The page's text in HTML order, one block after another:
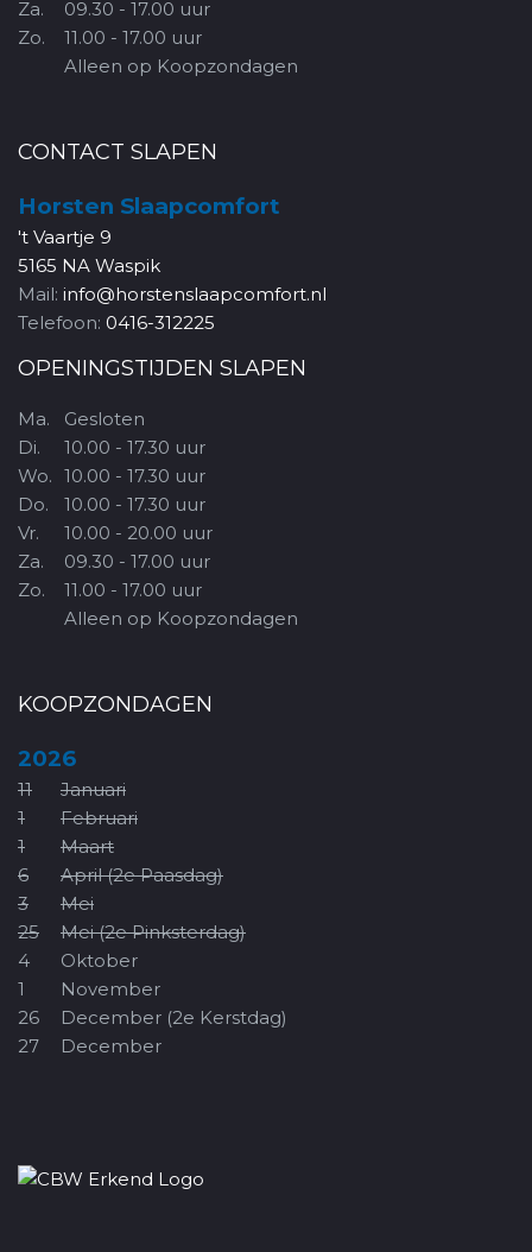
Za.
Zo.
09.30 - 17.00 uur
11.00 - 17.00 uur
Alleen op Koopzondagen
CONTACT SLAPEN
Horsten Slaapcomfort
't Vaartje 9
5165 NA Waspik
Mail: info@horstenslaapcomfort.nl
Telefoon: 0416-312225
OPENINGSTIJDEN SLAPEN
Ma.
Di.
Wo.
Do.
Vr.
Za.
Zo.
Gesloten
10.00 - 17.30 uur
10.00 - 17.30 uur
10.00 - 17.30 uur
10.00 - 20.00 uur
09.30 - 17.00 uur
11.00 - 17.00 uur
Alleen op Koopzondagen
KOOPZONDAGEN
2026
11
Januari
1
Februari
1
Maart
6
April (2e Paasdag)
3
Mei
25
Mei (2e Pinksterdag)
4
Oktober
1
November
26
December (2e Kerstdag)
27
December